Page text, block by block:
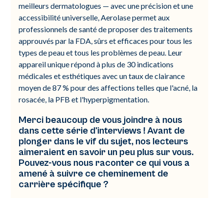
meilleurs dermatologues — avec une précision et une
accessibilité universelle, Aerolase permet aux
professionnels de santé de proposer des traitements
approuvés par la FDA, sûrs et efficaces pour tous les
types de peau et tous les problèmes de peau. Leur
appareil unique répond à plus de 30 indications
médicales et esthétiques avec un taux de clairance
moyen de 87 % pour des affections telles que l'acné, la
rosacée, la PFB et l'hyperpigmentation.
Merci beaucoup de vous joindre à nous
dans cette série d'interviews ! Avant de
plonger dans le vif du sujet, nos lecteurs
aimeraient en savoir un peu plus sur vous.
Pouvez-vous nous raconter ce qui vous a
amené à suivre ce cheminement de
carrière spécifique ?